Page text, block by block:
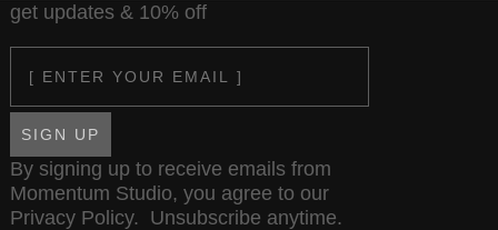
get updates & 10% off
Email
SIGN UP
By signing up to receive emails from
Momentum Studio, you agree to our
Privacy Policy. Unsubscribe anytime.